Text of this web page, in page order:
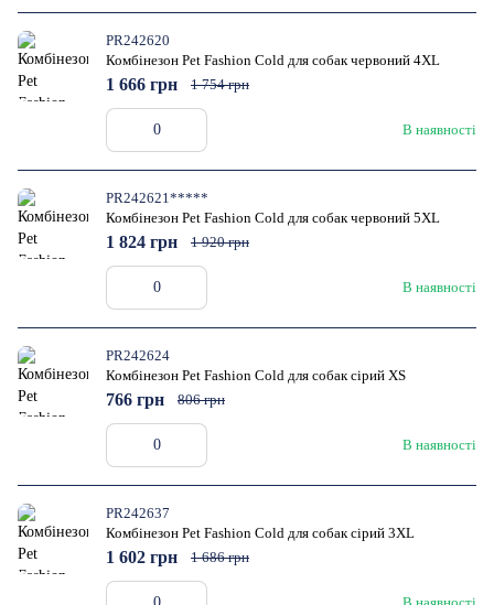
PR242620
Комбінезон Pet Fashion Cold для собак червоний 4XL
В наявності
1 666 грн 1 754 грн
PR242621*****
Комбінезон Pet Fashion Cold для собак червоний 5XL
В наявності
1 824 грн 1 920 грн
PR242624
Комбінезон Pet Fashion Cold для собак сірий XS
В наявності
766 грн 806 грн
PR242637
Комбінезон Pet Fashion Cold для собак сірий 3XL
1 602 грн 1 686 грн